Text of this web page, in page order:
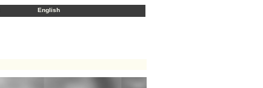
English